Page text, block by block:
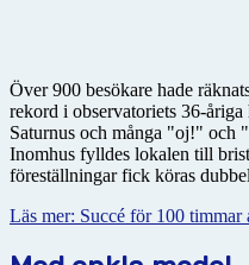
Över 900 besökare hade
rekord i observatoriets 36-
Saturnus och många "oj!" och
Inomhus fylldes lokalen till
föreställningar fick köras
Läs mer: Succé för 100 timmar